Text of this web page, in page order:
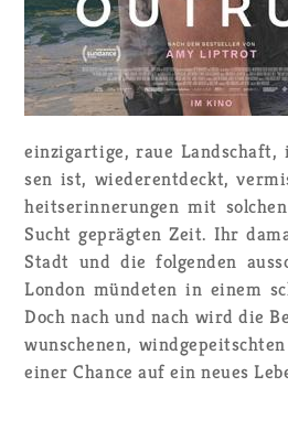
ein­zig­ar­ti­ge, raue
sen ist, wie­der­ent­deckt,
heits­er­in­ne­run­gen mit
Sucht ge­präg­ten Zeit. Ihr
Stadt und die fol­gen­den
Lon­don mün­de­ten in einem
Doch nach und nach wird die
wun­sche­nen,
einer Chan­ce auf ein neues